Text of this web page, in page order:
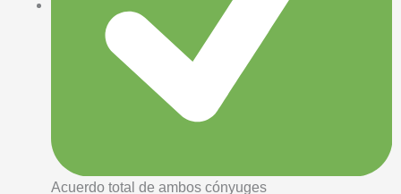
Acuerdo total de ambos cónyuges